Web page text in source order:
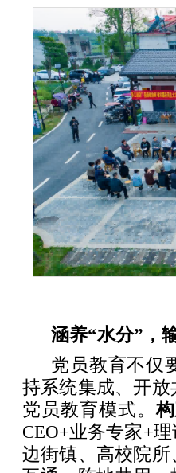
涵养“水分”，
党员教育不仅
持系统集成、开
党员教育模式。
CEO+业务专家+
边街镇、高校院